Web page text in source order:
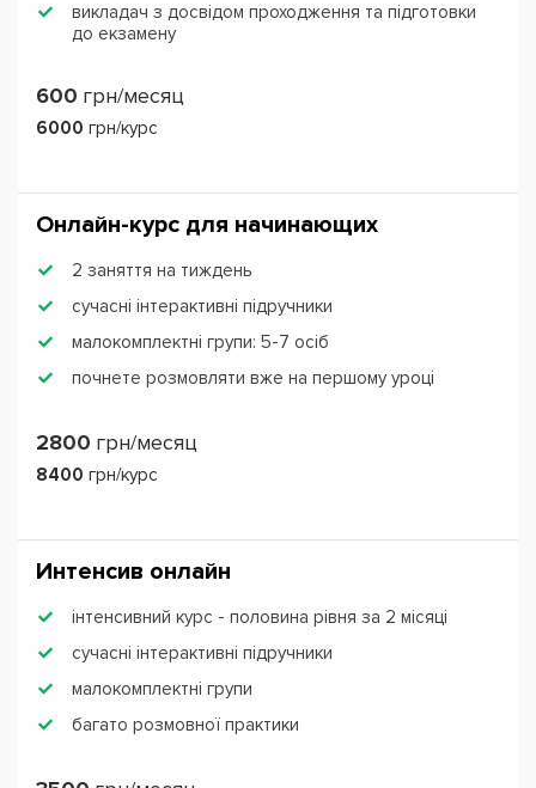
викладач з досвідом проходження та підготовки
до екзамену
600 грн/месяц
6000 грн/курс
Онлайн-курс для начинающих
2 заняття на тиждень
сучасні інтерактивні підручники
малокомплектні групи: 5-7 осіб
почнете розмовляти вже на першому уроці
2800 грн/месяц
8400 грн/курс
Интенсив онлайн
інтенсивний курс - половина рівня за 2 місяці
сучасні інтерактивні підручники
малокомплектні групи
багато розмовної практики